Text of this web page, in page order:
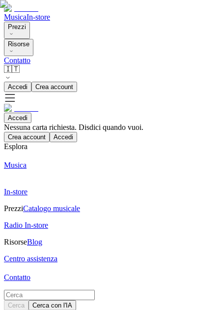
MusicaIn-store
Prezzi
Risorse
Contatto
🇮🇹
Accedi Crea account
Accedi
Nessuna carta richiesta. Disdici quando vuoi.
Crea account Accedi
Esplora
Musica
In-store
PrezziCatalogo musicale
Radio In-store
RisorseBlog
Centro assistenza
Contatto
Cerca Cerca con l'IA